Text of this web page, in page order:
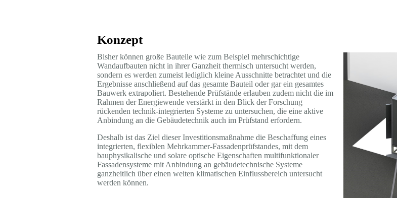
Konzept
Bisher können große Bauteile wie zum Beispiel mehrschichtige
Wandaufbauten nicht in ihrer Ganzheit thermisch untersucht werden,
sondern es werden zumeist lediglich kleine Ausschnitte betrachtet und die
Ergebnisse anschließend auf das gesamte Bauteil oder gar ein gesamtes
Bauwerk extrapoliert. Bestehende Prüfstände erlauben zudem nicht die im
Rahmen der Energiewende verstärkt in den Blick der Forschung
rückenden technik-integrierten Systeme zu untersuchen, die eine aktive
Anbindung an die Gebäudetechnik auch im Prüfstand erfordern.
Deshalb ist das Ziel dieser Investitionsmaßnahme die Beschaffung eines
integrierten, flexiblen Mehrkammer-Fassadenprüfstandes, mit dem
bauphysikalische und solare optische Eigenschaften multifunktionaler
Fassadensysteme mit Anbindung an gebäudetechnische Systeme
ganzheitlich über einen weiten klimatischen Einflussbereich untersucht
werden können.